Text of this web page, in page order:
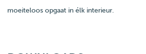
moeiteloos opgaat in élk interieur.